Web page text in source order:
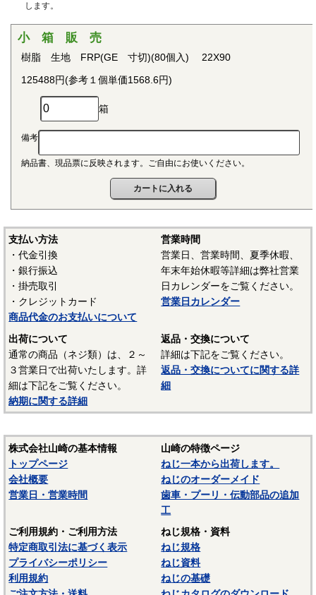
■ポリプロピレン(PP)
〇連続使用温度115℃（UL認定温度）〇燃焼性UL94 V-2
結晶性の代表的な汎用プラスチックです。比重が0.9と汎用
プラスチックのなかでも最も軽く、耐薬品性、耐加水分解
性、電気的特性にも優れ、応用範囲の広いプラスチックとし
て幅広い分野で用いられています。
結晶性のエンジニアリングプラスチックです。バランスの
取れた機械的性質を有し、かつ優れた耐疲労性で、耐クリー
プ性、摩擦摩耗特性、耐薬品性を備えていることから、金属
おいて広く用いられています。
■ポリアミド（ナイロン、PA）
〇連続使用温度PA6-65℃/PA66-75℃（UL認定温度）〇燃焼性
UL94 V-2
結晶性のエンジニアリングプラスチックです。強靭な材料
で摩擦係数が小さく、しかも耐摩耗性で、自己潤滑性に優れ
ています。耐油性、耐薬品性もよいので機械材料に最適な材
料でありますが、吸湿性が高いので設計上配慮しなければな
らないという問題点もあります。
■ポリスライダー
優れたポリアミドの性質を活かし組成中に黒鉛粒子を均一
に分散させ、浮遊状態にある黒鉛粒子をテープの表面に偏平
状の黒鉛層となるよう製造されたものです。面圧によるクリ
ープ変形はほとんどなく、耐クリープ性、摩擦・摩耗性に優
れておりスラストワッシャーとして各種構造用機器部品に用
いられています。
（以上はサンコーインダストリー様資料抜粋）
表面処理：生地
表面処理を施していない、素材そのままの状態です。鉄の
します。
小 箱 販 売
樹脂 生地 FRP(GE 寸切)(80個入) 22X90
125488円(参考１個単価1568.6円)
箱
備考
納品書、現品票に反映されます。ご自由にお使いください。
支払い方法
・代金引換
・銀行振込
・掛売取引
・クレジットカード
商品代金のお支払いについて
営業時間
営業日、営業時間、夏季休暇、
年末年始休暇等詳細は弊社営業
日カレンダーをご覧ください。
営業日カレンダー
出荷について
通常の商品（ネジ類）は、２～
３営業日で出荷いたします。詳
細は下記をご覧ください。
納期に関する詳細
返品・交換について
詳細は下記をご覧ください。
返品・交換についてに関する詳
細
株式会社山崎の基本情報
トップページ
会社概要
営業日・営業時間
山崎の特徴ページ
ねじ一本から出荷します。
ねじのオーダーメイド
歯車・プーリ・伝動部品の追加
工
ご利用規約・ご利用方法
特定商取引法に基づく表示
プライバシーポリシー
利用規約
ねじ規格・資料
ねじ規格
ねじ資料
ねじの基礎